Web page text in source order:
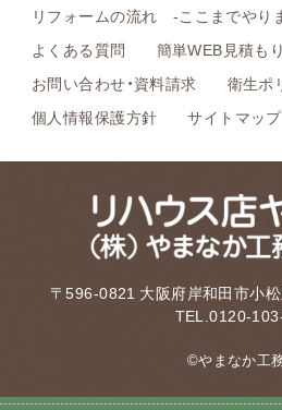
リフォームの流れ -ここまでやり
よくある質問
簡単WEB見積もり
お問い合わせ・資料請求
衛生ポ
個人情報保護方針
サイトマップ
〒596-0821 大阪府岸和田市小
TEL.0120-
©やまなか工